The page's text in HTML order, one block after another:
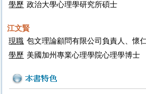
學歷 政治大學心理學研究所碩士
江文賢
現職 包文理論顧問有限公司負責人、懷
學歷 美國加州專業心理學院心理學博士